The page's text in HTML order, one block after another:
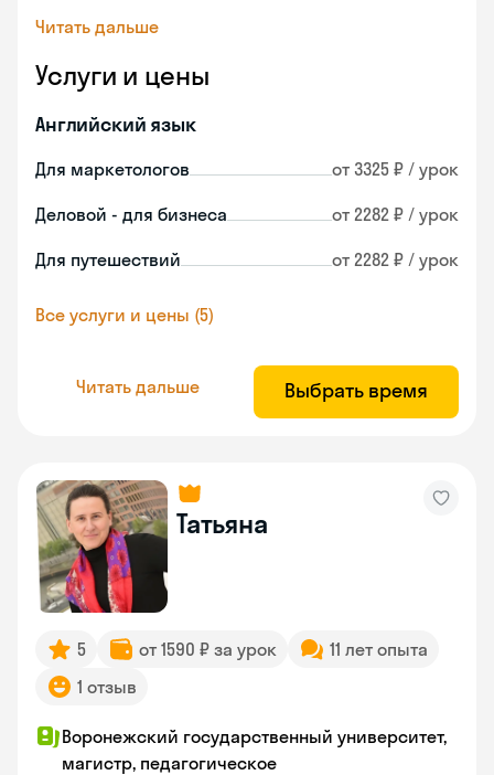
Читать дальше
Услуги и цены
Английский язык
Для маркетологов от 3325 ₽ / урок
Деловой - для бизнеса от 2282 ₽ / урок
Для путешествий от 2282 ₽ / урок
Все услуги и цены (5)
Читать дальше Выбрать время
Татьяна
5 от 1590 ₽ за урок
11 лет опыта
1 отзыв
Воронежский государственный университет,
магистр, педагогическое